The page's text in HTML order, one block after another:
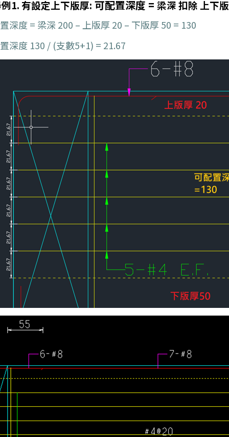
1. 有設定上下版厚: 可配置深度 =梁深 扣除 上下
深度 = 梁深 200 – 上版厚 20 – 下版厚 50 = 130
深度 130 / (支數5+1) = 21.67